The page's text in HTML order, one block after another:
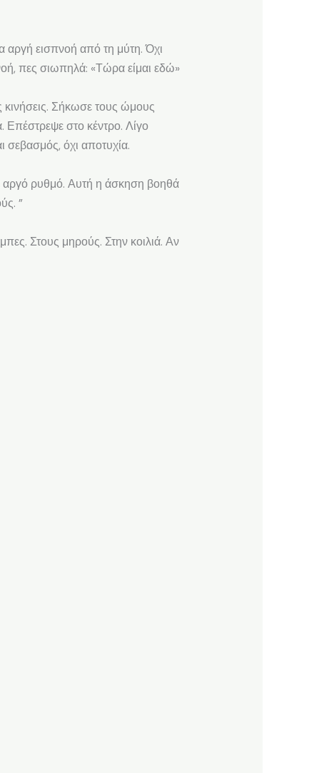
εισπνοή από τη μύτη. Όχι
πες σιωπηλά: «Τώρα είμαι εδώ»
Σήκωσε τους ώμους
Επέστρεψε στο κέντρο. Λίγο
σεβασμός, όχι αποτυχία.
αργό ρυθμό. Αυτή η άσκηση βοηθά
”
Στους μηρούς. Στην κοιλιά. Αν